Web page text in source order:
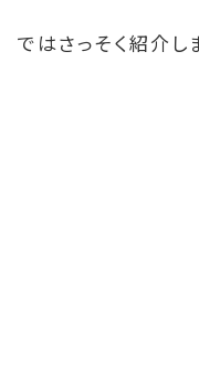
ではさっそく紹介し